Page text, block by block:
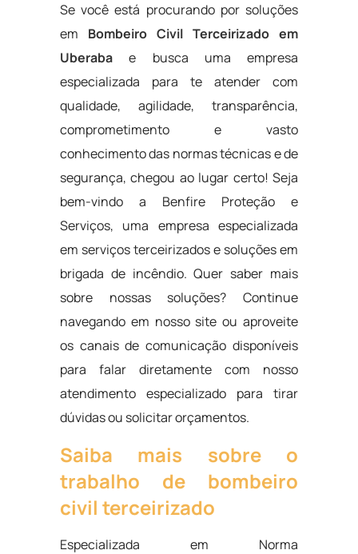
Se você está procurando por soluções
em Bombeiro Civil Terceirizado em
Uberabae busca uma empresa
especializada para te atender com
qualidade, agilidade, transparência,
comprometimento e vasto
conhecimento das normas técnicas e de
segurança, chegou ao lugar certo! Seja
bem-vindo a Benfire Proteção e
Serviços, uma empresa especializada
em serviços terceirizados e soluções em
brigada de incêndio. Quer saber mais
sobre nossas soluções? Continue
navegando em nosso site ou aproveite
os canais de comunicação disponíveis
para falar diretamente com nosso
atendimento especializado para tirar
dúvidas ou solicitar orçamentos.
Saiba mais sobre o
trabalho de bombeiro
civil terceirizado
Especializada em Norma